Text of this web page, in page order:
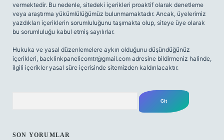
vermektedir. Bu nedenle, sitedeki içerikleri proaktif olarak denetleme
veya araştırma yükümlülüğümüz bulunmamaktadır. Ancak, üyelerimiz
yazdıkları içeriklerin sorumluluğunu taşımakta olup, siteye üye olarak
bu sorumluluğu kabul etmiş sayılırlar.
Hukuka ve yasal düzenlemelere aykırı olduğunu düşündüğünüz
içerikleri, backlinkpanelicomtr@gmail.com adresine bildirmeniz halinde,
ilgili içerikler yasal süre içerisinde sitemizden kaldırılacaktır.
SON YORUMLAR